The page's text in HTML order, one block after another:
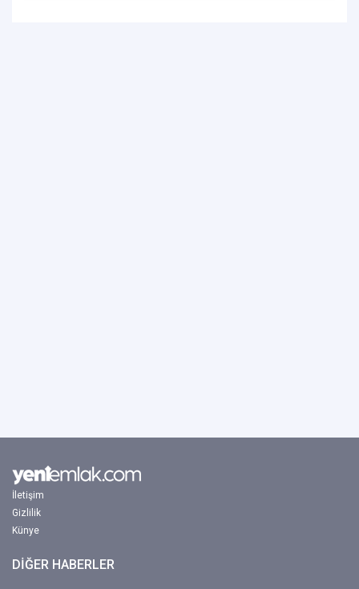
İletişim
Gizlilik
Künye
DİĞER HABERLER